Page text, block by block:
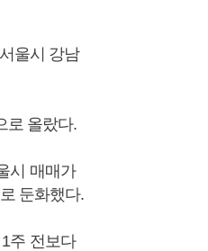
울시 강남
로 올랐다.
시 매매가
둔화했다.
주 전보다